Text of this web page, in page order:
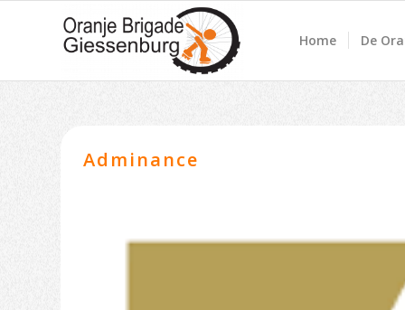
Home De
Adminance